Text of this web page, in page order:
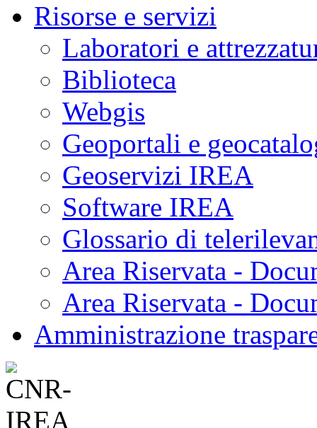
Risorse e servizi
Laboratori e
Biblioteca
Webgis
Geoportali e
Geoservizi IREA
Software IREA
Glossario di
Area Riservata -
Area Riservata -
Amministrazione